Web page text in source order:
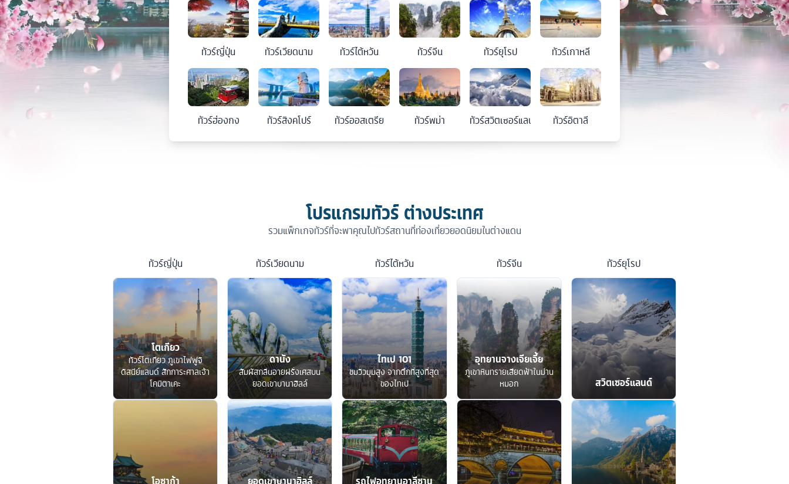
ทัวร์ญี่ปุ่น ทัวร์เวียดนาม ทัวร์ไต้หวัน ทัวร์จีน ทัวร์ยุโรป ทัวร์เกาหลี
ทัวร์ฮ่องกง ทัวร์สิงคโปร์ ทัวร์ออสเตรีย ทัวร์พม่า ทัวร์สวิตเซอร์แลนด์ ทัวร์อิตาลี
โปรแกรมทัวร์ ต่างประเทศ
รวมแพ็กเกจทัวร์ที่จะพาคุณไปทัวร์สถานที่ท่องเที่ยวยอดนิยมในต่างแดน
ทัวร์ญี่ปุ่น
โตเกียว
ทัวร์โตเกียว ภูเขาไฟฟูจิ
ดิสนีย์แลนด์ สักการะศาลเจ้า
โคมิตาเคะ
โอซาก้า
ทัวร์เวียดนาม
ดานัง
สัมผัสกลิ่นอายฝรั่งเศสบน
ยอดเขาบานาฮิลล์
ยอดเขาบานาฮิลล์
ทัวร์ไต้หวัน
ไทเป 101
ชมวิวมุมสูง จากตึกที่สูงที่สุด
ของไทเป
รถไฟอุทยานอาลีซาน
ทัวร์จีน
อุทยานจางเจียเจี้ย
ภูเขาหินทรายเสียดฟ้าในม่าน
หมอก
ทัวร์ยุโรป
สวิตเซอร์แลนด์